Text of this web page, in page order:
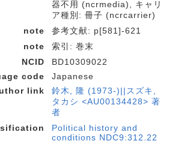
器不用 (ncrmedia), キャリ
ア種別: 冊子 (ncrcarrier)
note
参考文献: p[581]-621
note
索引: 巻末
NCID
BD10309022
code
Japanese
link
鈴木, 隆 (1973-)||スズキ,
タカシ <AU00134428> 著
者
Political history and
conditions NDC9:312.22